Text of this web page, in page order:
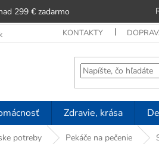
299 € zadarmo
KONTAKTY
Zdravie, krása
potreby Pekáče na pečenie